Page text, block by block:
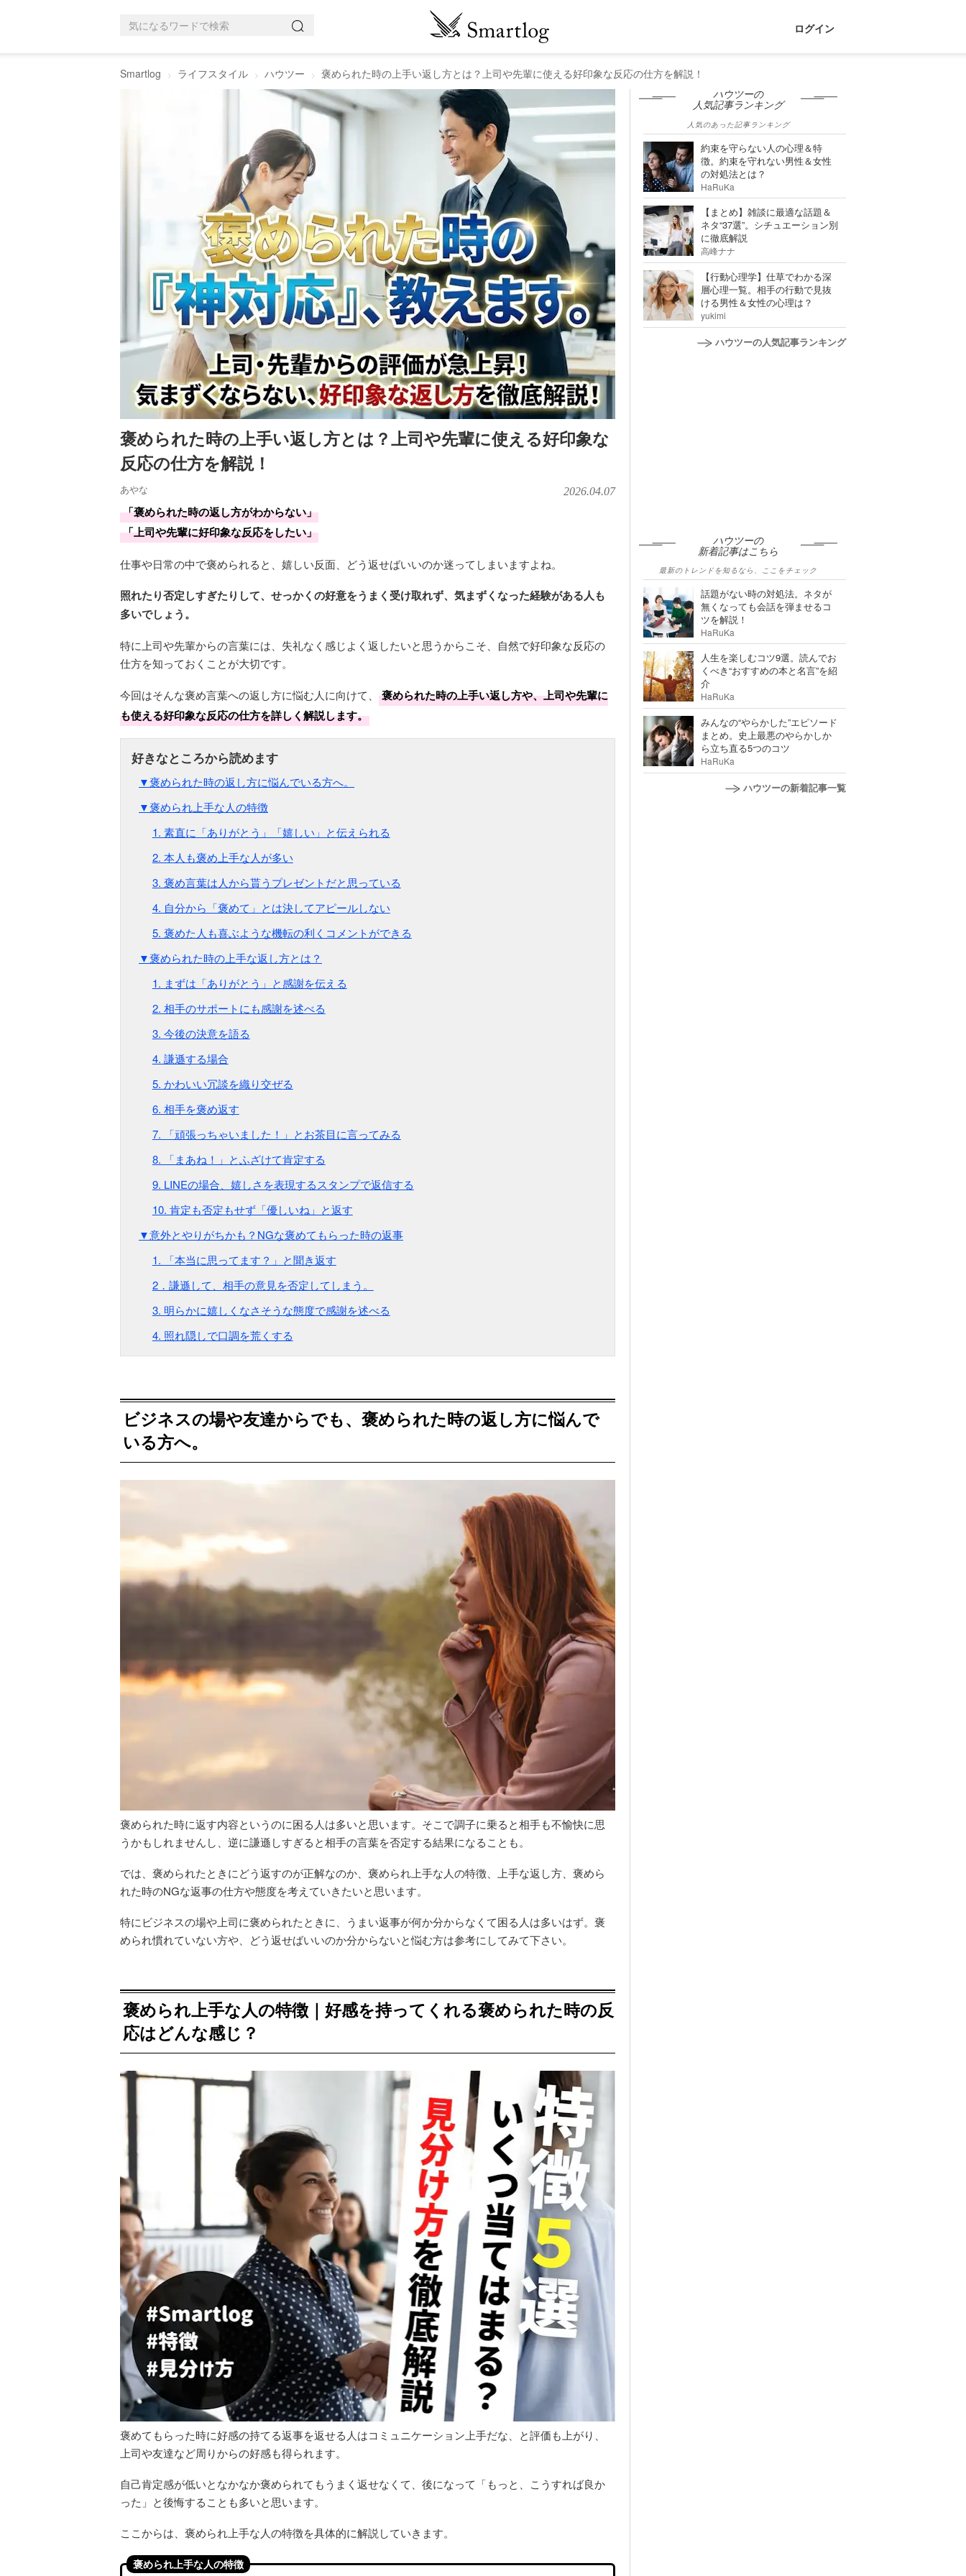
ログイン
Smartlog ライフスタイル ハウツー 褒められた時の上手い返し方とは？上司や先輩に使える好印象な反応の仕方を解説！
褒められた時の上手い返し方とは？上司や先輩に使える好印象な
反応の仕方を解説！
あやな 2026.04.07
「褒められた時の返し方がわからない」
「上司や先輩に好印象な反応をしたい」
仕事や日常の中で褒められると、嬉しい反面、どう返せばいいのか迷ってしまいますよね。
照れたり否定しすぎたりして、せっかくの好意をうまく受け取れず、気まずくなった経験がある人も
多いでしょう。
特に上司や先輩からの言葉には、失礼なく感じよく返したいと思うからこそ、自然で好印象な反応の
仕方を知っておくことが大切です。
今回はそんな褒め言葉への返し方に悩む人に向けて、
褒められた時の上手い返し方や、上司や先輩に
も使える好印象な反応の仕方を詳しく解説します。
▼褒められた時の返し方に悩んでいる方へ。
▼褒められ上手な人の特徴
1. 素直に「ありがとう」「嬉しい」と伝えられる
2. 本人も褒め上手な人が多い
3. 褒め言葉は人から貰うプレゼントだと思っている
4. 自分から「褒めて」とは決してアピールしない
5. 褒めた人も喜ぶような機転の利くコメントができる
▼褒められた時の上手な返し方とは？
1. まずは「ありがとう」と感謝を伝える
2. 相手のサポートにも感謝を述べる
3. 今後の決意を語る
4. 謙遜する場合
5. かわいい冗談を織り交ぜる
6. 相手を褒め返す
7. 「頑張っちゃいました！」とお茶目に言ってみる
8. 「まあね！」とふざけて肯定する
9. LINEの場合、嬉しさを表現するスタンプで返信する
10. 肯定も否定もせず「優しいね」と返す
▼意外とやりがちかも？NGな褒めてもらった時の返事
1. 「本当に思ってます？」と聞き返す
2．謙遜して、相手の意見を否定してしまう。
3. 明らかに嬉しくなさそうな態度で感謝を述べる
4. 照れ隠しで口調を荒くする
ビジネスの場や友達からでも、褒められた時の返し方に悩んで
いる方へ。
褒められた時に返す内容というのに困る人は多いと思います。そこで調子に乗ると相手も不愉快に思
うかもしれませんし、逆に謙遜しすぎると相手の言葉を否定する結果になることも。
では、褒められたときにどう返すのが正解なのか、褒められ上手な人の特徴、上手な返し方、褒めら
れた時のNGな返事の仕方や態度を考えていきたいと思います。
特にビジネスの場や上司に褒められたときに、うまい返事が何か分からなくて困る人は多いはず。褒
められ慣れていない方や、どう返せばいいのか分からないと悩む方は参考にしてみて下さい。
褒められ上手な人の特徴｜好感を持ってくれる褒められた時の反
応はどんな感じ？
褒めてもらった時に好感の持てる返事を返せる人はコミュニケーション上手だな、と評価も上がり、
上司や友達など周りからの好感も得られます。
自己肯定感が低いとなかなか褒められてもうまく返せなくて、後になって「もっと、こうすれば良か
った」と後悔することも多いと思います。
ここからは、褒められ上手な人の特徴を具体的に解説していきます。
褒められ上手な人の特徴
ハウツーの
人気記事ランキング
人気のあった記事ランキング
約束を守らない人の心理＆特
徴。約束を守れない男性＆女性
の対処法とは？
HaRuKa
【まとめ】雑談に最適な話題＆
ネタ“37選”。シチュエーション別
に徹底解説
高峰ナナ
【行動心理学】仕草でわかる深
層心理一覧。相手の行動で見抜
ける男性＆女性の心理は？
yukimi
ハウツーの人気記事ランキング
ハウツーの
新着記事はこちら
最新のトレンドを知るなら、ここをチェック
話題がない時の対処法。ネタが
無くなっても会話を弾ませるコ
ツを解説！
HaRuKa
人生を楽しむコツ9選。読んでお
くべき“おすすめの本と名言”を紹
介
HaRuKa
みんなの“やらかした”エピソード
まとめ。史上最悪のやらかしか
ら立ち直る5つのコツ
HaRuKa
ハウツーの新着記事一覧